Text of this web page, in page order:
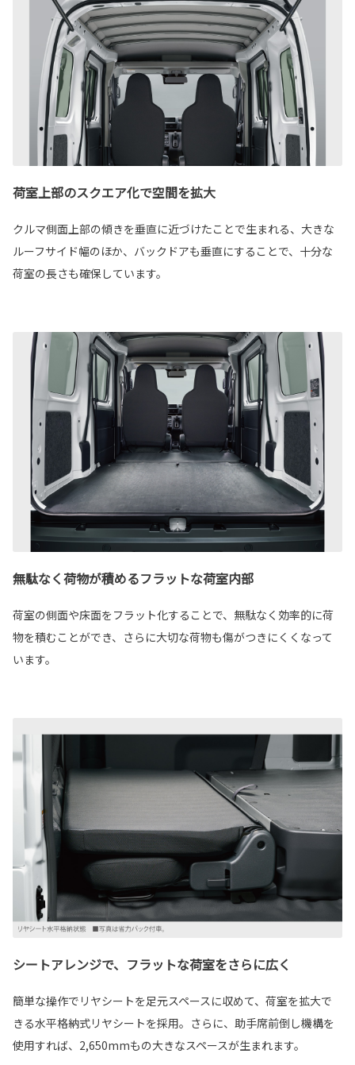
荷室上部のスクエア化で空間を拡大
クルマ側面上部の傾きを垂直に近づけたことで生まれる、大きな
ルーフサイド幅のほか、バックドアも垂直にすることで、十分な
荷室の長さも確保しています。
無駄なく荷物が積めるフラットな荷室内部
荷室の側面や床面をフラット化することで、無駄なく効率的に荷
物を積むことができ、さらに大切な荷物も傷がつきにくくなって
います。
シートアレンジで、フラットな荷室をさらに広く
簡単な操作でリヤシートを足元スペースに収めて、荷室を拡大で
きる水平格納式リヤシートを採用。さらに、助手席前倒し機構を
使用すれば、2,650mmもの大きなスペースが生まれます。